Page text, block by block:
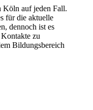
Köln auf jeden Fall.
für die aktuelle
dennoch ist es
zu
Bildungsbereich